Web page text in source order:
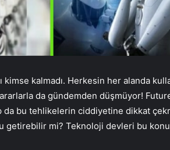
kalmadı. Herkesin her alanda
da gündemden düşmüyor!
da bu tehlikelerin ciddiyetine dikkat
getirebilir mi? Teknoloji devleri bu